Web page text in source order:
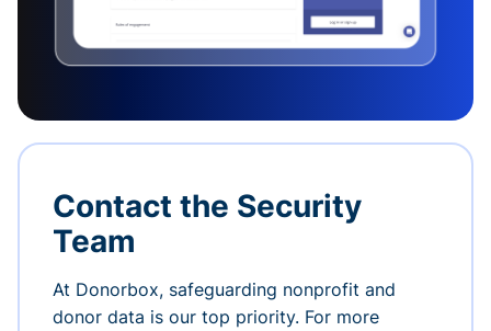
Contact the Security
Team
At Donorbox, safeguarding nonprofit and
donor data is our top priority. For more